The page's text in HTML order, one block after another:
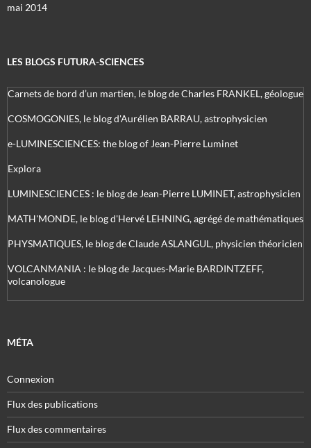
mai 2014
LES BLOGS FUTURA-SCIENCES
Carnets de bord d’un martien, le blog de Charles FRANKEL, géologue
COSMOGONIES, le blog d'Aurélien BARRAU, astrophysicien
e-LUMINESCIENCES: the blog of Jean-Pierre Luminet
Explora
LUMINESCIENCES : le blog de Jean-Pierre LUMINET, astrophysicien
MATH'MONDE, le blog d'Hervé LEHNING, agrégé de mathématiques
PHYSMATIQUES, le blog de Claude ASLANGUL, physicien théoricien
VOLCANMANIA : le blog de Jacques-Marie BARDINTZEFF,
volcanologue
MÉTA
Connexion
Flux des publications
Flux des commentaires